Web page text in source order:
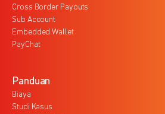
Cross Border Payouts
Sub Account
Embedded Wallet
PayChat
Panduan
Biaya
Studi Kasus